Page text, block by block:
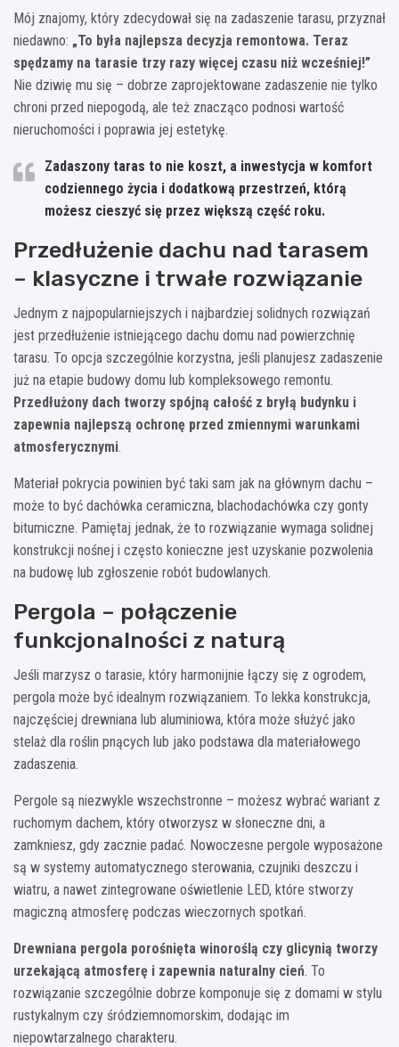
Mój znajomy, który zdecydował się na zadaszenie tarasu, przyznał
niedawno: „To była najlepsza decyzja remontowa. Teraz
spędzamy na tarasie trzy razy więcej czasu niż wcześniej!”
Nie dziwię mu się – dobrze zaprojektowane zadaszenie nie tylko
chroni przed niepogodą, ale też znacząco podnosi wartość
nieruchomości i poprawia jej estetykę.
Zadaszony taras to nie koszt, a inwestycja w komfort
codziennego życia i dodatkową przestrzeń, którą
możesz cieszyć się przez większą część roku.
Przedłużenie dachu nad tarasem
– klasyczne i trwałe rozwiązanie
Jednym z najpopularniejszych i najbardziej solidnych rozwiązań
jest przedłużenie istniejącego dachu domu nad powierzchnię
tarasu. To opcja szczególnie korzystna, jeśli planujesz zadaszenie
już na etapie budowy domu lub kompleksowego remontu.
Przedłużony dach tworzy spójną całość z bryłą budynku i
zapewnia najlepszą ochronę przed zmiennymi warunkami
atmosferycznymi.
Materiał pokrycia powinien być taki sam jak na głównym dachu –
może to być dachówka ceramiczna, blachodachówka czy gonty
bitumiczne. Pamiętaj jednak, że to rozwiązanie wymaga solidnej
konstrukcji nośnej i często konieczne jest uzyskanie pozwolenia
na budowę lub zgłoszenie robót budowlanych.
Pergola – połączenie
funkcjonalności z naturą
Jeśli marzysz o tarasie, który harmonijnie łączy się z ogrodem,
pergola może być idealnym rozwiązaniem. To lekka konstrukcja,
najczęściej drewniana lub aluminiowa, która może służyć jako
stelaż dla roślin pnących lub jako podstawa dla materiałowego
zadaszenia.
Pergole są niezwykle wszechstronne – możesz wybrać wariant z
ruchomym dachem, który otworzysz w słoneczne dni, a
zamkniesz, gdy zacznie padać. Nowoczesne pergole wyposażone
są w systemy automatycznego sterowania, czujniki deszczu i
wiatru, a nawet zintegrowane oświetlenie LED, które stworzy
magiczną atmosferę podczas wieczornych spotkań.
Drewniana pergola porośnięta winoroślą czy glicynią tworzy
urzekającą atmosferę i zapewnia naturalny cień. To
rozwiązanie szczególnie dobrze komponuje się z domami w stylu
rustykalnym czy śródziemnomorskim, dodając im
niepowtarzalnego charakteru.